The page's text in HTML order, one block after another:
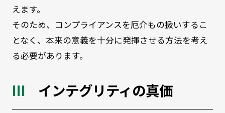
えます。
そのため、コンプライアンスを厄介もの扱いするこ
となく、本来の意義を十分に発揮させる方法を考え
る必要があります。
インテグリティの真価